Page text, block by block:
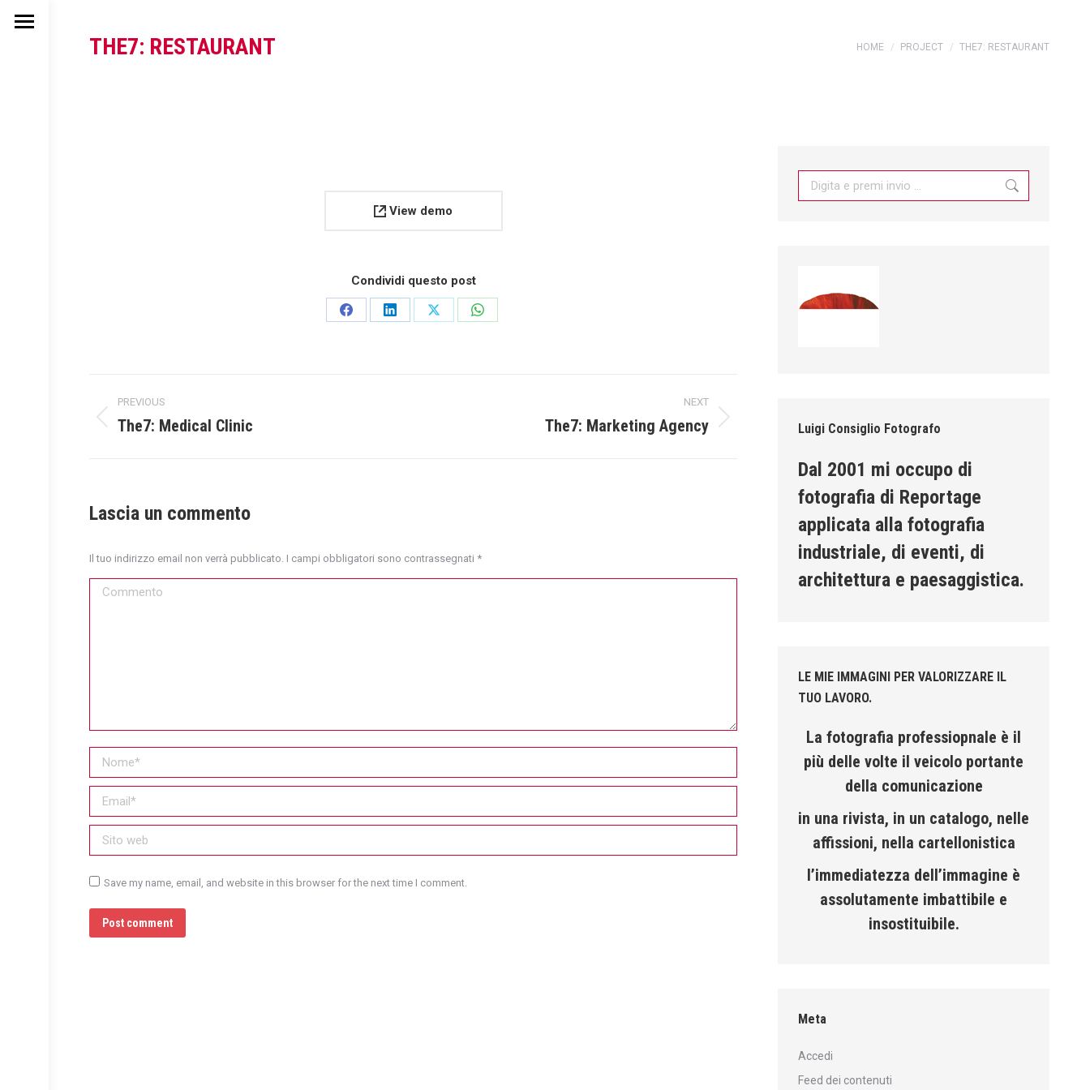
THE7: RESTAURANT You are here:
HOME PROJECT THE7: RESTAURANT
View demo
Condividi questo post
Share
Share
Share
Share
Project
navigation
PREVIOUS
Previous
The7: Medical Clinic
NEXT
The7: Marketing Agency
Lascia un commento
Il tuo indirizzo email non verrà pubblicato. I campi obbligatori sono contrassegnati *
Commento
Nome *
Email *
Sito web
Save my name, email, and website in this browser for the next time I comment.
Post comment
Search:
Luigi Consiglio Fotografo
Dal 2001 mi occupo di
fotografia di Reportage
applicata alla fotografia
industriale, di eventi, di
architettura e paesaggistica.
LE MIE IMMAGINI PER VALORIZZARE IL
TUO LAVORO.
La fotografia professiopnale è il
più delle volte il veicolo portante
della comunicazione
in una rivista, in un catalogo, nelle
affissioni, nella cartellonistica
l’immediatezza dell’immagine è
assolutamente imbattibile e
insostituibile.
Meta
Accedi
Feed dei contenuti